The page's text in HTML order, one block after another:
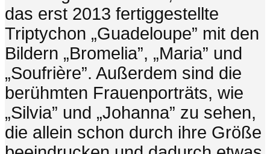
das erst 2013 fertiggestellte
Triptychon „Guadeloupe” mit den
Bildern „Bromelia”, „Maria” und
„Soufrière”. Außerdem sind die
berühmten Frauenporträts, wie
„Silvia” und „Johanna” zu sehen,
die allein schon durch ihre Größe